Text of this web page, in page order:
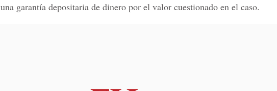
una garantía depositaria de dinero por el valor cuestionado en el caso.